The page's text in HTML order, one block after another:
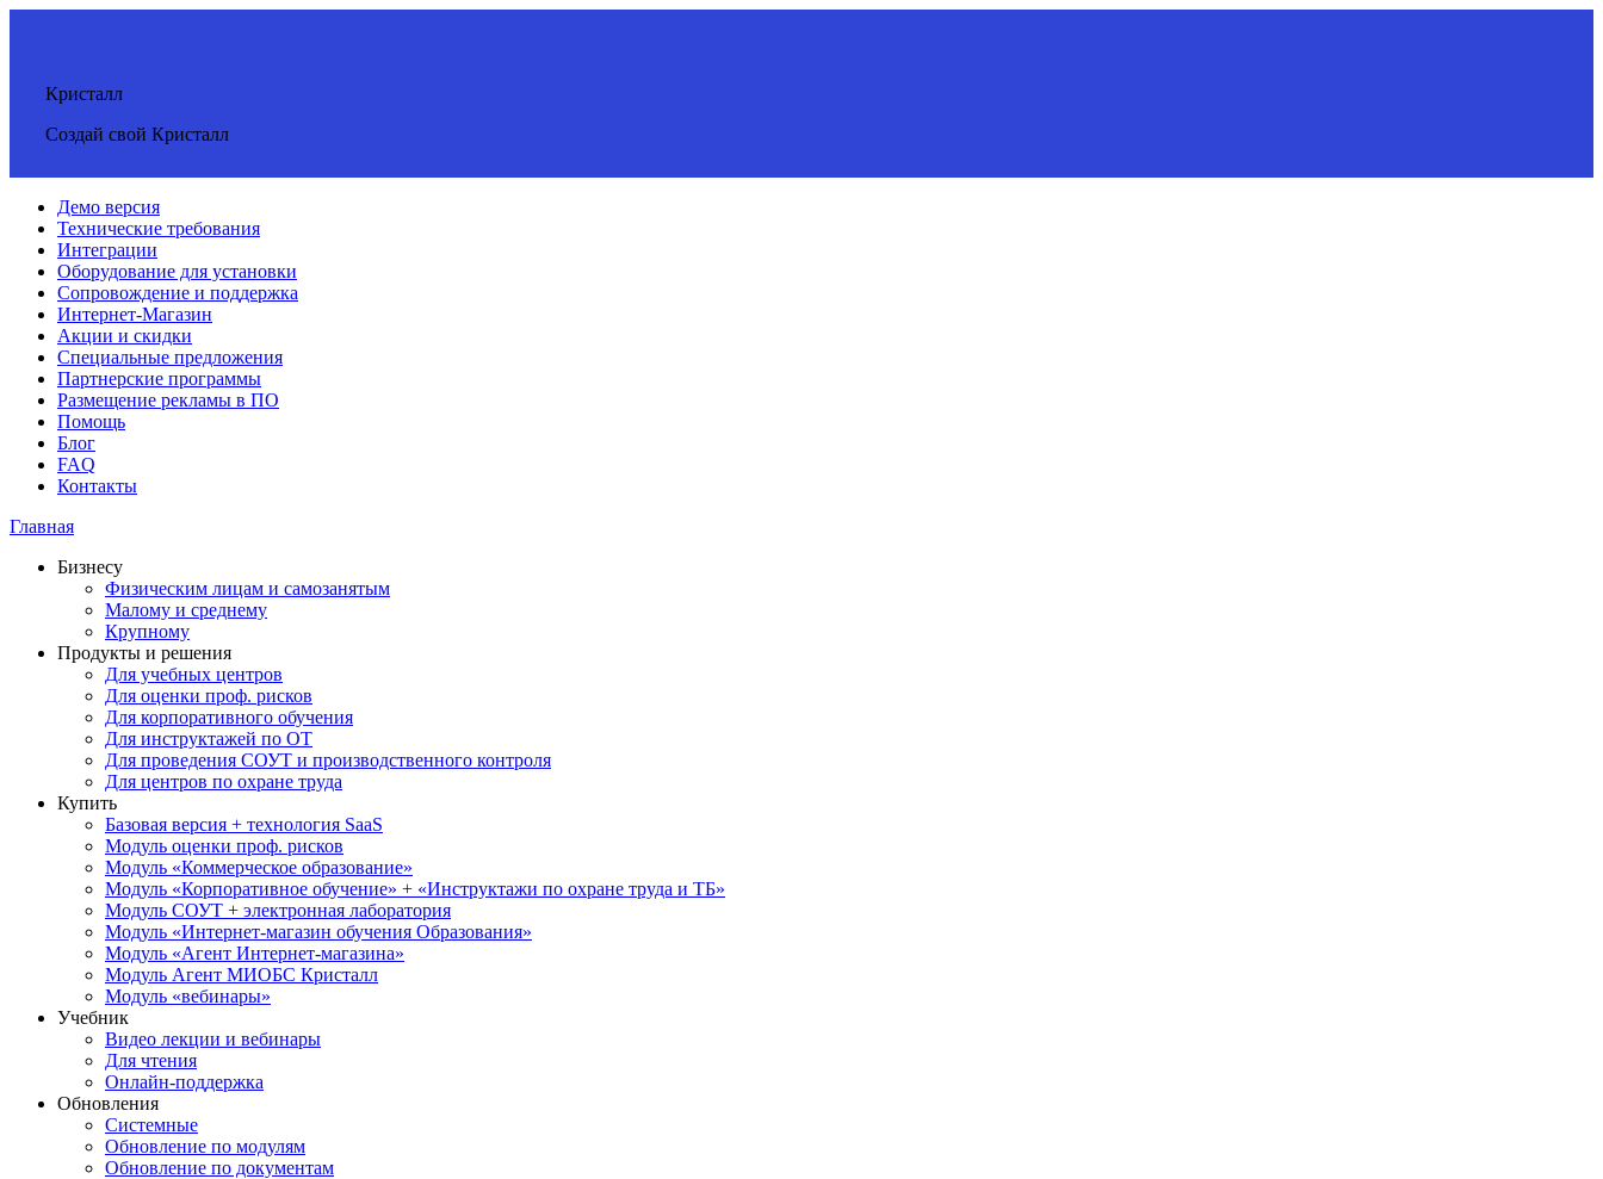
Кристалл
Создай свой Кристалл
Демо версия
Технические требования
Интеграции
Оборудование для установки
Сопровождение и поддержка
Интернет-Магазин
Акции и скидки
Специальные предложения
Партнерские программы
Размещение рекламы в ПО
Помощь
Блог
FAQ
Контакты
Главная
Бизнесу
Физическим лицам и самозанятым
Малому и среднему
Крупному
Продукты и решения
Для учебных центров
Для оценки проф. рисков
Для корпоративного обучения
Для инструктажей по ОТ
Для проведения СОУТ и производственного контроля
Для центров по охране труда
Купить
Базовая версия + технология SaaS
Модуль оценки проф. рисков
Модуль «Коммерческое образование»
Модуль «Корпоративное обучение» + «Инструктажи по охране труда и ТБ»
Модуль СОУТ + электронная лаборатория
Модуль «Интернет-магазин обучения Образования»
Модуль «Агент Интернет-магазина»
Модуль Агент МИОБС Кристалл
Модуль «вебинары»
Учебник
Видео лекции и вебинары
Для чтения
Онлайн-поддержка
Обновления
Системные
Обновление по модулям
Обновление по документам